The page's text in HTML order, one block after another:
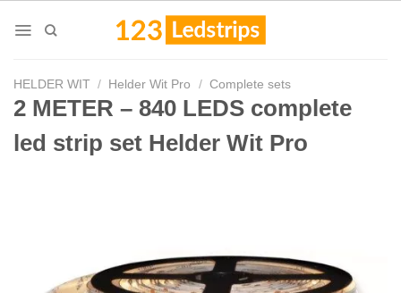
HELDER WIT / Helder Wit Pro / Complete sets
2 METER – 840 LEDS complete
led strip set Helder Wit Pro